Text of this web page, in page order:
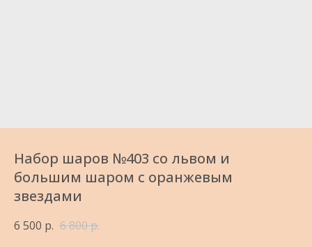
Набор шаров №403 со львом и
большим шаром с оранжевым
звездами
6 500 р. 6 800р.